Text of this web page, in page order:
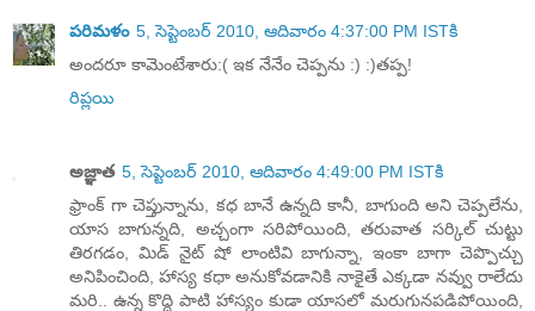
పరిమళం 5, సెప్టెంబర్ 2010, ఆదివారం 4:37:00 PM ISTకి
అందరూ కామెంటేశారు:( ఇక నేనేం చెప్పను :) :)తప్ప!
రిప్లయి
అజ్ఞాత 5, సెప్టెంబర్ 2010, ఆదివారం 4:49:00 PM ISTకి
ఫ్రాంక్ గా చెప్తున్నాను, కధ బానే ఉన్నది కానీ, బాగుంది అని చెప్పలేను,
యాస బాగున్నది, అచ్చంగా సరిపోయింది, తరువాత సర్కిల్ చుట్టు
తిరగడం, మిడ్ నైట్ షో లాంటివి బాగున్నా, ఇంకా బాగా చెప్పొచ్చు
అనిపించింది, హాస్య కధా అనుకోవడానికి నాకైతే ఎక్కడా నవ్వు రాలేదు
మరి.. ఉన్న కొద్ది పాటి హాస్యం కుడా యాసలో మరుగునపడిపోయింది,